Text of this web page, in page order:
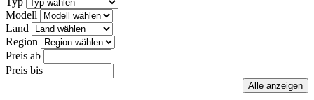
Modell
Land
Region
Preis ab
Preis bis